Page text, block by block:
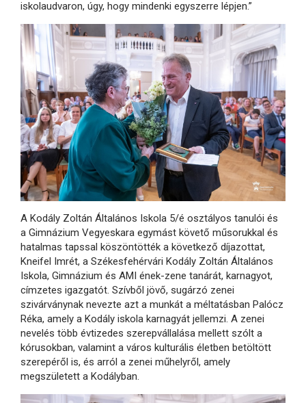
iskolaudvaron, úgy, hogy mindenki egyszerre lépjen.”
A Kodály Zoltán Általános Iskola 5/é osztályos tanulói és
a Gimnázium Vegyeskara egymást követő műsorukkal és
hatalmas tapssal köszöntötték a következő díjazottat,
Kneifel Imrét, a Székesfehérvári Kodály Zoltán Általános
Iskola, Gimnázium és AMI ének-zene tanárát, karnagyot,
címzetes igazgatót. Szívből jövő, sugárzó zenei
szivárványnak nevezte azt a munkát a méltatásban Palócz
Réka, amely a Kodály iskola karnagyát jellemzi. A zenei
nevelés több évtizedes szerepvállalása mellett szólt a
kórusokban, valamint a város kulturális életben betöltött
szerepéről is, és arról a zenei műhelyről, amely
megszületett a Kodályban.